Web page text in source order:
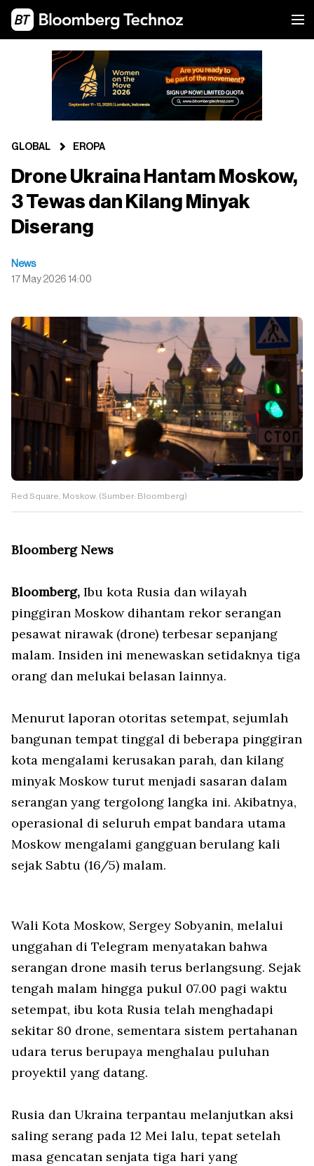
GLOBAL EROPA
Drone Ukraina Hantam Moskow,
3 Tewas dan Kilang Minyak
Diserang
News
17 May 2026 14:00
Red Square, Moskow. (Sumber: Bloomberg)
Bloomberg News
Bloomberg, Ibu kota Rusia dan wilayah
pinggiran Moskow dihantam rekor serangan
pesawat nirawak (drone) terbesar sepanjang
malam. Insiden ini menewaskan setidaknya tiga
orang dan melukai belasan lainnya.
Menurut laporan otoritas setempat, sejumlah
bangunan tempat tinggal di beberapa pinggiran
kota mengalami kerusakan parah, dan kilang
minyak Moskow turut menjadi sasaran dalam
serangan yang tergolong langka ini. Akibatnya,
operasional di seluruh empat bandara utama
Moskow mengalami gangguan berulang kali
sejak Sabtu (16/5) malam.
Wali Kota Moskow, Sergey Sobyanin, melalui
unggahan di Telegram menyatakan bahwa
serangan drone masih terus berlangsung. Sejak
tengah malam hingga pukul 07.00 pagi waktu
setempat, ibu kota Rusia telah menghadapi
sekitar 80 drone, sementara sistem pertahanan
udara terus berupaya menghalau puluhan
proyektil yang datang.
Rusia dan Ukraina terpantau melanjutkan aksi
saling serang pada 12 Mei lalu, tepat setelah
masa gencatan senjata tiga hari yang